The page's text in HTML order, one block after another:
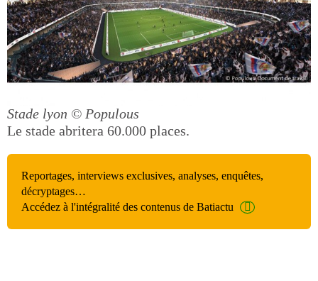
Stade lyon © Populous
Le stade abritera 60.000 places.
Reportages, interviews exclusives, analyses, enquêtes,
décryptages…
Accédez à l'intégralité des contenus de Batiactu